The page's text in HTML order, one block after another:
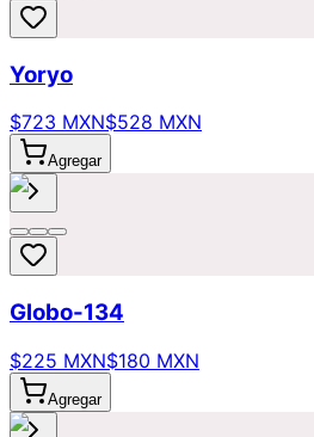
Yoryo
$723 MXN$528 MXN
Agregar
Globo-134
$225 MXN$180 MXN
Agregar